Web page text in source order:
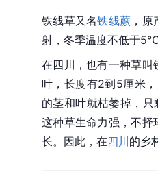
铁线草又名铁线蕨 ，原
射，冬季温度不低于
在四川 ，也有一种草
叶，长度有2到5厘米
的茎和叶就枯萎掉，
这种草生命力强，不择
长。因此，在四川的乡